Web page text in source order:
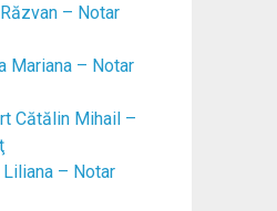
– Notar
Mariana – Notar
Cătălin Mihail –
– Notar